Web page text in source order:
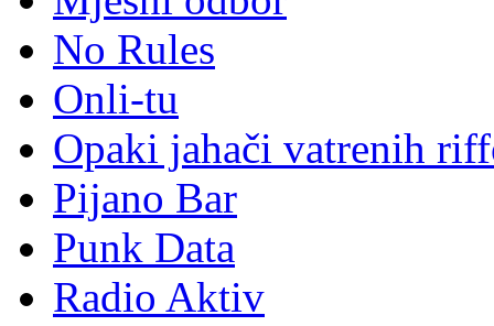
No Rules
Onli-tu
Opaki jahači vatrenih
Pijano Bar
Punk Data
Radio Aktiv